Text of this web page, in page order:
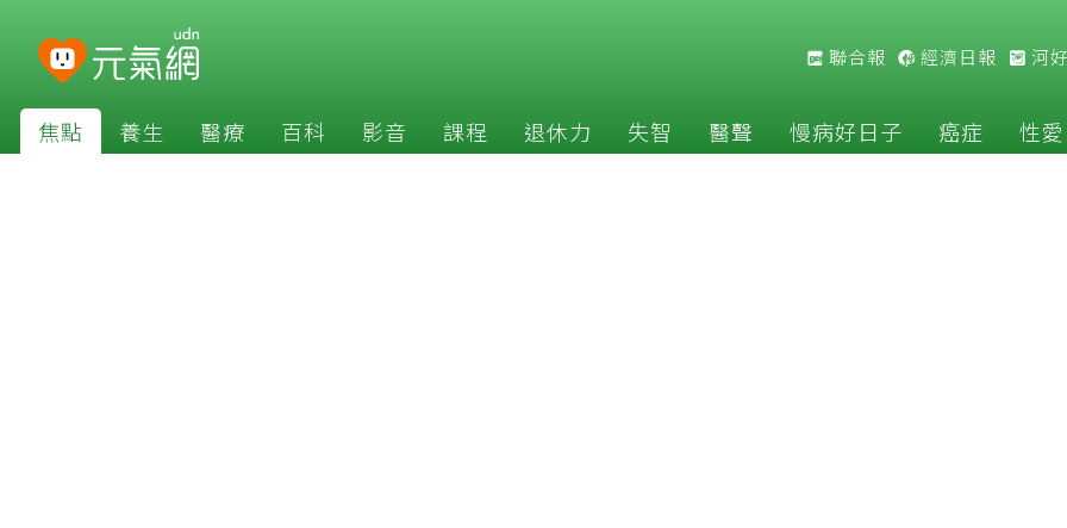
聯合報 經濟日報 河
焦點 養生 醫療 百科 影音 課程 退休力 失智 醫聲 慢病好日子 癌症 性愛